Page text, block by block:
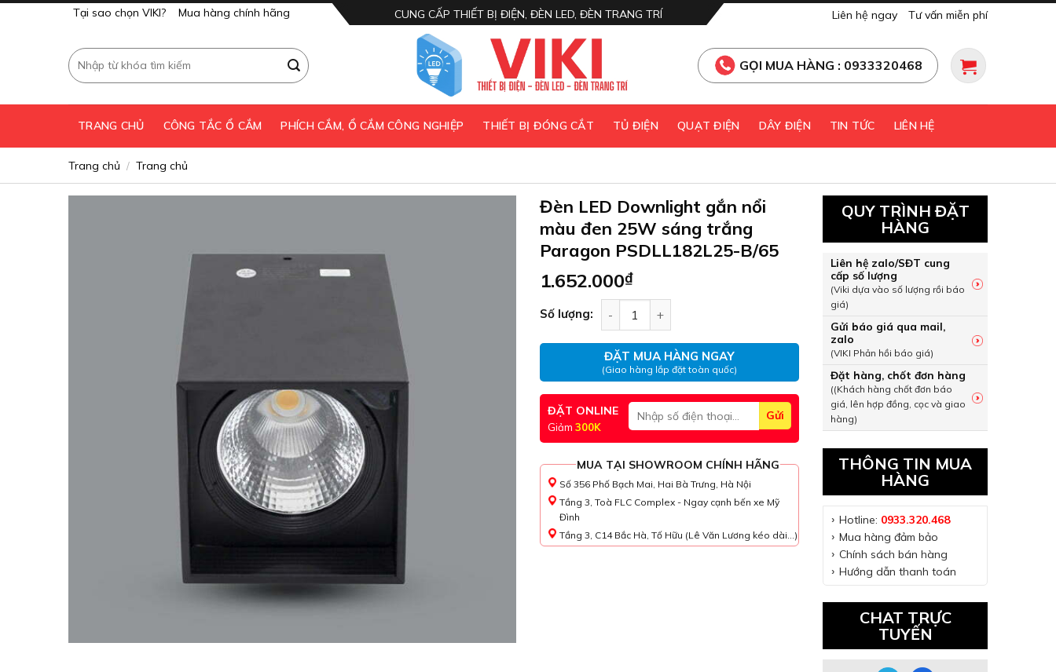
Tại sao chọn VIKI? Mua hàng chính hãng CUNG CẤP THIẾT BỊ ĐIỆN, ĐÈN LED, ĐÈN TRANG TRÍ Liên hệ ngay Tư vấn miễn phí
Tìm
kiếm:
GỌI MUA HÀNG : 0933320468
TRANG CHỦ CÔNG TẮC Ổ CẮM PHÍCH CẮM, Ổ CẮM CÔNG NGHIỆP THIẾT BỊ ĐÓNG CẮT TỦ ĐIỆN QUẠT ĐIỆN DÂY ĐIỆN TIN TỨC LIÊN HỆ
Trang chủ / Trang chủ
Đèn LED Downlight gắn nổi
màu đen 25W sáng trắng
Paragon PSDLL182L25-B/65
1.652.000₫
Số lượng: Đèn LED Downlight gắn nổi màu đen 25W sáng trắng Paragon PSDLL182L25-
ĐẶT MUA HÀNG NGAY
(Giao hàng lắp đặt toàn quốc)
ĐẶT ONLINE
Giảm 300K
MUA TẠI SHOWROOM CHÍNH HÃNG
Số 356 Phố Bạch Mai, Hai Bà Trưng, Hà Nội
Tầng 3, Toà FLC Complex - Ngay cạnh bến xe Mỹ
Đình
Tầng 3, C14 Bắc Hà, Tố Hữu (Lê Văn Lương kéo dài...)
QUY TRÌNH ĐẶT
HÀNG
Liên hệ zalo/SĐT cung
cấp số lượng
(Viki dựa vào số lượng rồi báo
giá)
Gửi báo giá qua mail,
zalo
(VIKI Phản hồi báo giá)
Đặt hàng, chốt đơn hàng
((Khách hàng chốt đơn báo
giá, lên hợp đồng, cọc và giao
hàng)
THÔNG TIN MUA
HÀNG
Hotline: 0933.320.468
Mua hàng đảm bảo
Chính sách bán hàng
Hướng dẫn thanh toán
CHAT TRỰC
TUYẾN